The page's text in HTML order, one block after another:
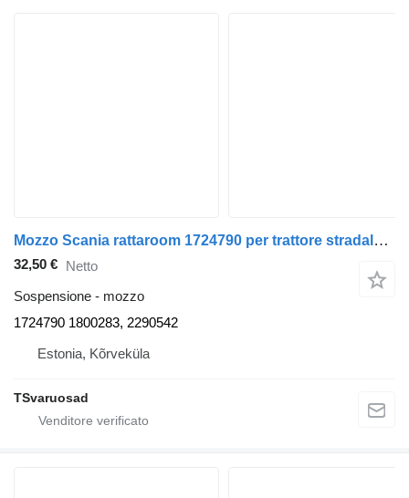
Mozzo Scania rattaroom 1724790 per trattore stradale Scania P380
32,50 € Netto
Sospensione - mozzo
1724790 1800283, 2290542
Estonia, Kõrveküla
TSvaruosad